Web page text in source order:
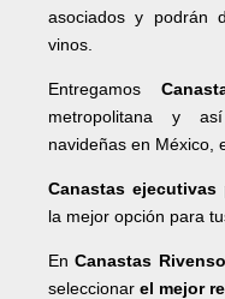
asociados y podrán
vinos.
Entregamos
metropolitana y
navideñas en México,
Canastas ejecutivas
la mejor opción para
EnCanastas Rivenso
seleccionar el mejor